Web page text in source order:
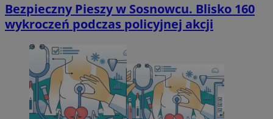
Bezpieczny Pieszy w Sosnowcu. Blisko 160
wykroczeń podczas policyjnej akcji